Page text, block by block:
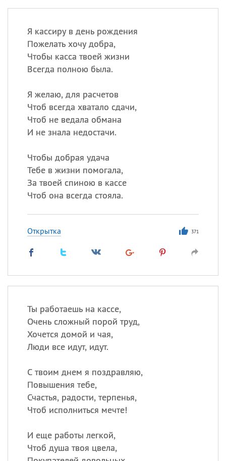
Я кассиру в день рождения
Пожелать хочу добра,
Чтобы касса твоей жизни
Всегда полною была.
Я желаю, для расчетов
Чтоб всегда хватало сдачи,
Чтоб не ведала обмана
И не знала недостачи.
Чтобы добрая удача
Тебе в жизни помогала,
За твоей спиною в кассе
Чтоб она всегда стояла.
Открытка 371
Ты работаешь на кассе,
Очень сложный порой труд,
Хочется домой и чая,
Люди все идут, идут.
С твоим днем я поздравляю,
Повышения тебе,
Счастья, радости, терпенья,
Чтоб исполниться мечте!
И еще работы легкой,
Чтоб душа твоя цвела,